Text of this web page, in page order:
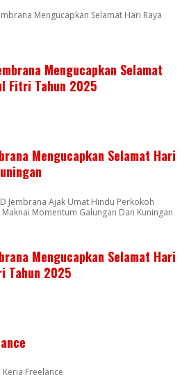
Mengucapkan Selamat Hari Raya
Mengucapkan Selamat
Fitri Tahun 2025
Mengucapkan Selamat Hari
Jembrana Ajak Umat Hindu Perkokoh
Momentum Galungan Dan Kuningan
Mengucapkan Selamat Hari
Tahun 2025
Freelance